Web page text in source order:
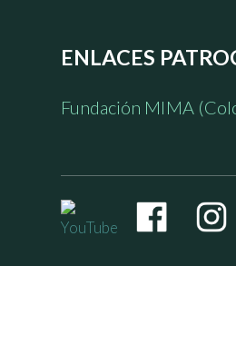
ENLACES
Fundación MIMA